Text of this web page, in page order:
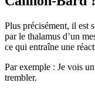
Plus précisément, il est
par le thalamus d’un
ce qui entraîne une
Par exemple : Je vois
trembler.